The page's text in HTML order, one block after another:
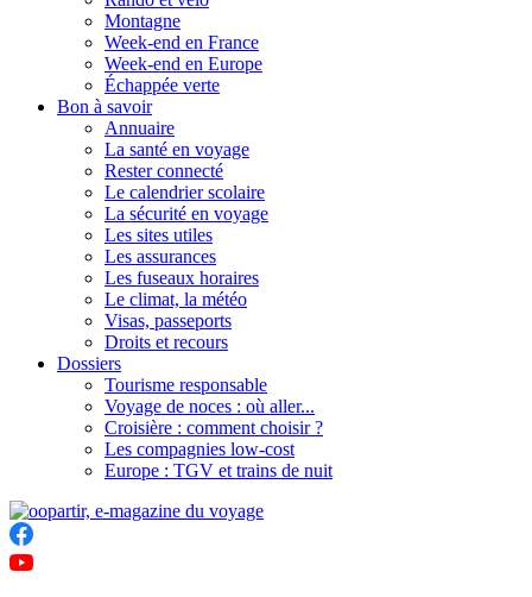
Montagne
Week-end en France
Week-end en Europe
Échappée verte
Bon à savoir
Annuaire
La santé en voyage
Rester connecté
Le calendrier scolaire
La sécurité en voyage
Les sites utiles
Les assurances
Les fuseaux horaires
Le climat, la météo
Visas, passeports
Droits et recours
Dossiers
Tourisme responsable
Voyage de noces : où aller...
Croisière : comment choisir ?
Les compagnies low-cost
Europe : TGV et trains de nuit